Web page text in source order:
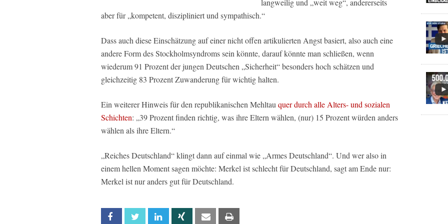
langweilig und „weit weg“, andererseits
aber für „kompetent, diszipliniert und sympathisch.“
Dass auch diese Einschätzung auf einer nicht offen artikulierten Angst basiert, also auch eine
andere Form des Stockholmsyndroms sein könnte, darauf könnte man schließen, wenn
wiederum 91 Prozent der jungen Deutschen „Sicherheit“ besonders hoch schätzen und
gleichzeitig 83 Prozent Zuwanderung für wichtig halten.
Ein weiterer Hinweis für den republikanischen Mehltau quer durch alle Alters- und sozialen
Schichten: „39 Prozent finden richtig, was ihre Eltern wählen, (nur) 15 Prozent würden anders
wählen als ihre Eltern.“
„Reiches Deutschland“ klingt dann auf einmal wie „Armes Deutschland“. Und wer also in
einem hellen Moment sagen möchte: Merkel ist schlecht für Deutschland, sagt am Ende nur:
Merkel ist nur anders gut für Deutschland.
Facebook Twitter Linkedin Xing Email